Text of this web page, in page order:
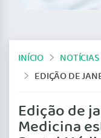
INÍCIO NOTÍCIAS
EDIÇÃO DE JANEIRO DO JORNAL MEDICINA
Edição de
Medicina